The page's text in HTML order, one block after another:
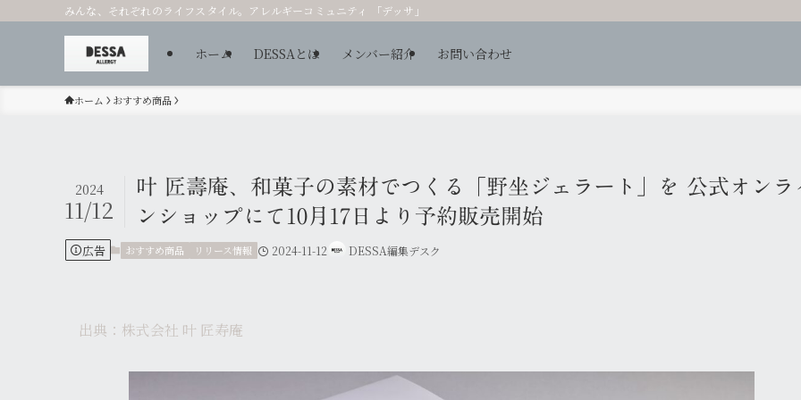
みんな、それぞれのライフスタイル。アレルギーコミュニティ 「デッサ」
ホーム DESSAとは メンバー紹介 お問い合わせ
ホーム おすすめ商品
叶 匠壽庵、和菓子の素材でつくる「野坐ジェラート」を 公式オンラ
ンショップにて10月17日より予約販売開始
2024
11/12
広告 おすすめ商品 リリース情報 2024-11-12 DESSA編集デスク
出典：株式会社 叶 匠寿庵